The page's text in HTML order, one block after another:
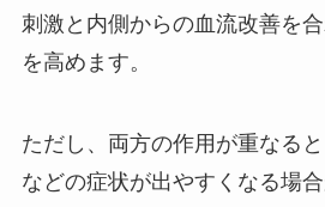
刺激と内側からの血流改善を
を高めます。
ただし、両方の作用が重なる
などの症状が出やすくなる場